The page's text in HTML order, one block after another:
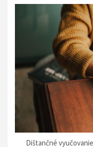
Dištančné